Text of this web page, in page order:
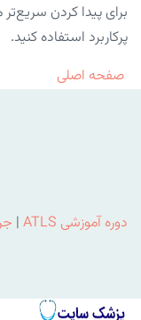
برای پیدا کردن
پرکاربرد استفاده کنید.
صفحه اصلی
دوره آموزشی ATLS |